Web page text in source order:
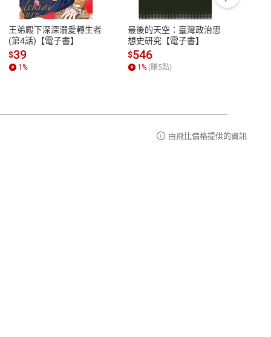
性
參
服務時間：週一到週五 10:00-12:00、
13:00-17:00 (國定假日及例假日休息)
客服電話：0080-1857077
王弟殿下深深溺愛轉生者
(第4話)【電子書】
$39
1%
最後的天空：臺灣政治思
想史研究【電子書】
$546
1% (賺5點)
由飛比價格提供的資訊